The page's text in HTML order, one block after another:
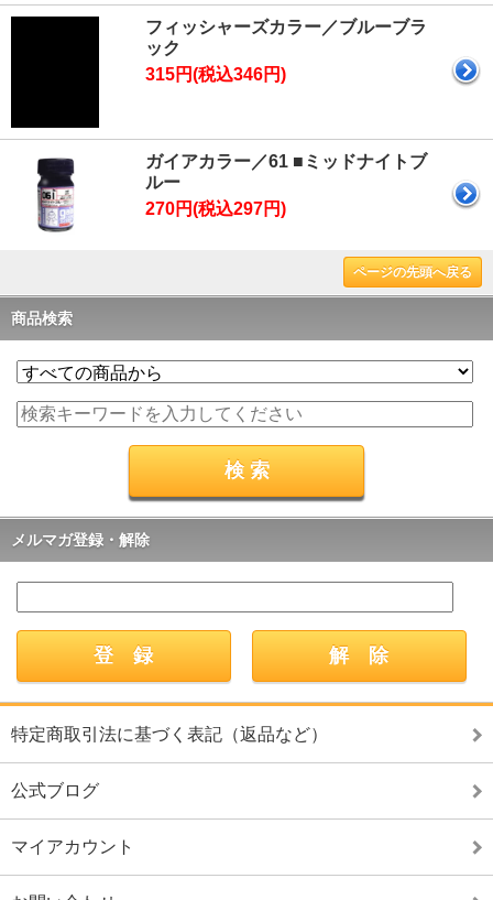
フィッシャーズカラー／ブルーブラ
ック
315円(税込346円)
ガイアカラー／61 ■ミッドナイトブ
ルー
270円(税込297円)
ページの先頭へ戻る
商品検索
メルマガ登録・解除
特定商取引法に基づく表記（返品など）
公式ブログ
マイアカウント